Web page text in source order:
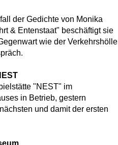
der Gedichte von Monika
& Entenstaat" beschäftigt sie
wie der Verkehrshölle
"NEST" im
in Betrieb, gestern
und damit der ersten